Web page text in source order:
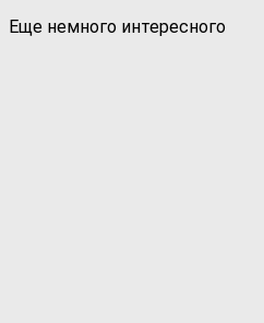
Еще немного интересного